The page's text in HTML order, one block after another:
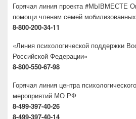
Горячая линия проекта #МЫВМЕСТЕ
помощи членам семей
8-800-200-34-11
«Линия психологической поддержки
Российской Федерации»
8-800-550-67-98
Горячая линия центра
мероприятий МО РФ
8-499-397-40-26
8-499-397-40-14